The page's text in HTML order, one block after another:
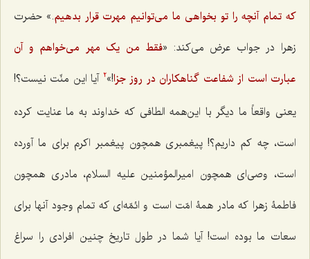
که تمام آنچه را تو بخواهی ما می‌توانیم مهرت قرار بدهیم.» حضرت
زهرا در جواب عرض می‌کند: «فقط من یک مهر می‌خواهم و آن
عبارت است از شفاعت گناهکاران در روز جزا!»
2 آیا این منّت نیست؟!
یعنی واقعاً ما دیگر با این‌همه الطافی که خداوند به ما عنایت کرده
است، چه کم داریم؟! پیغمبری همچون پیغمبر اکرم برای ما آورده
است، وصی‌ای همچون امیرالمؤمنین علیه السلام، مادری همچون
فاطمۀ زهرا که مادر همۀ امّت است و ائمّه‌ای که تمام وجود آنها برای
سعات ما بوده است! آیا شما در طول تاریخ چنین افرادی را سراغ